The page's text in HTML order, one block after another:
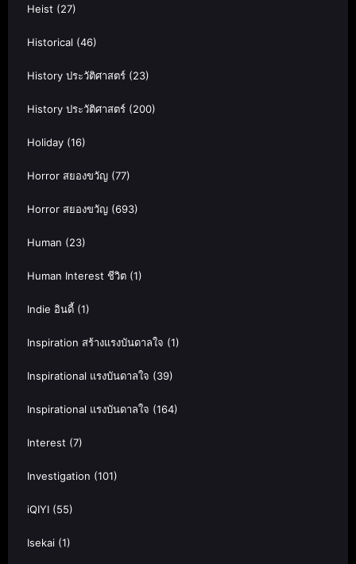
Heist (27)
Historical (46)
History ประวัติศาสตร์ (23)
History ประวัติศาสตร์ (200)
Holiday (16)
Horror สยองขวัญ (77)
Horror สยองขวัญ (693)
Human (23)
Human Interest ชีวิต (1)
Indie อินดี้ (1)
Inspiration สร้างแรงบันดาลใจ (1)
Inspirational แรงบันดาลใจ (39)
Inspirational แรงบันดาลใจ (164)
Interest (7)
Investigation (101)
iQIYI (55)
Isekai (1)